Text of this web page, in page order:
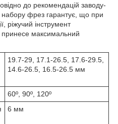
до рекомендацій заводу-
фрез гарантує, що при
ріжучий інструмент
принесе максимальний
19.7-29, 17.1-26.5, 17.6-29.5,
14.6-26.5, 16.5-26.5 мм
60º, 90º, 120º
6 мм